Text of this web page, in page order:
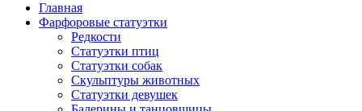
Главная
Фарфоровые статуэтки
Редкости
Cтатуэтки птиц
Cтатуэтки собак
Скульптуры животных
Статуэтки девушек